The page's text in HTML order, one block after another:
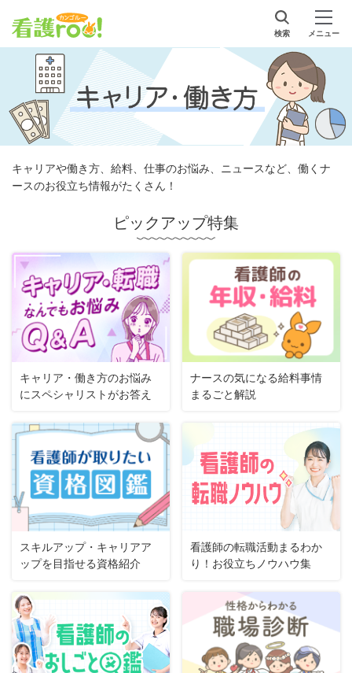
検索 メニュー
キャリアや働き方、給料、仕事のお悩み、ニュースなど、働くナ
ースのお役立ち情報がたくさん！
ピックアップ特集
キャリア・働き方のお悩み
にスペシャリストがお答え
ナースの気になる給料事情
まるごと解説
スキルアップ・キャリアア
ップを目指せる資格紹介
看護師の転職活動まるわか
り！お役立ちノウハウ集